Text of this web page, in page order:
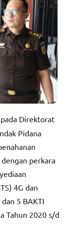
Direktorat
Pidana
perkara
4G dan
5 BAKTI
Tahun 2020 s/d